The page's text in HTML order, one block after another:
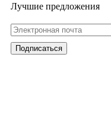
Лучшие предложения